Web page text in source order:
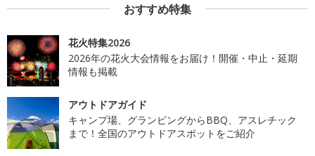
おすすめ特集
花火特集2026
2026年の花火大会情報をお届け！開催・中止・延期
情報も掲載
アウトドアガイド
キャンプ場、グランピングからBBQ、アスレチック
まで！全国のアウトドアスポットをご紹介